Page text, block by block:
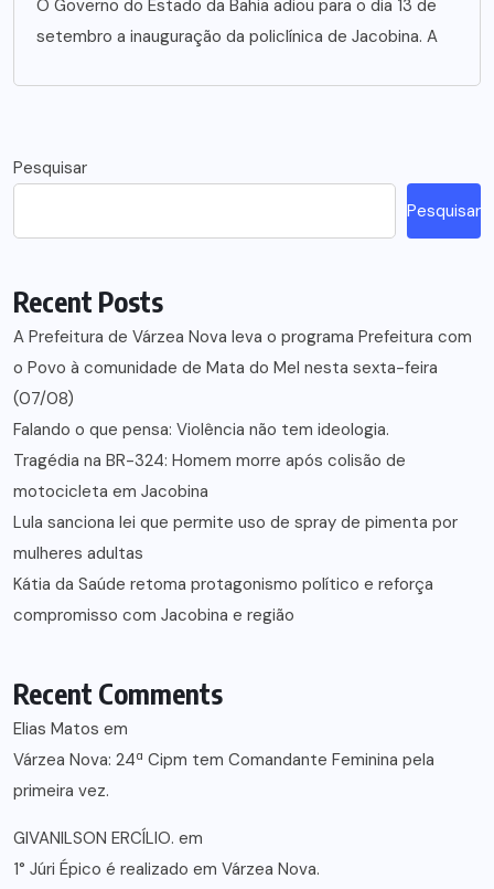
O Governo do Estado da Bahia adiou para o dia 13 de
setembro a inauguração da policlínica de Jacobina. A
Pesquisar
Pesquisar
Recent Posts
A Prefeitura de Várzea Nova leva o programa Prefeitura com
o Povo à comunidade de Mata do Mel nesta sexta-feira
(07/08)
Falando o que pensa: Violência não tem ideologia.
Tragédia na BR-324: Homem morre após colisão de
motocicleta em Jacobina
Lula sanciona lei que permite uso de spray de pimenta por
mulheres adultas
Kátia da Saúde retoma protagonismo político e reforça
compromisso com Jacobina e região
Recent Comments
Elias Matos em
Várzea Nova: 24ª Cipm tem Comandante Feminina pela
primeira vez.
GIVANILSON ERCÍLIO. em
1° Júri Épico é realizado em Várzea Nova.